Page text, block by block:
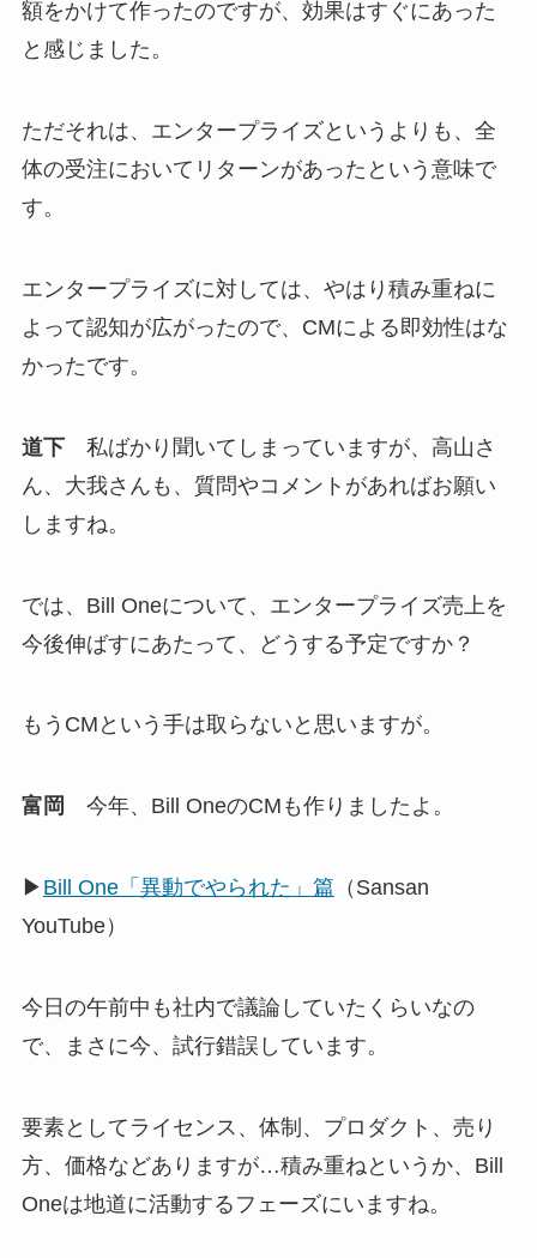
額をかけて作ったのですが、効果はすぐにあった
と感じました。
ただそれは、エンタープライズというよりも、全
体の受注においてリターンがあったという意味で
す。
エンタープライズに対しては、やはり積み重ねに
よって認知が広がったので、CMによる即効性はな
かったです。
道下私ばかり聞いてしまっていますが、高山さ
ん、大我さんも、質問やコメントがあればお願い
しますね。
では、Bill Oneについて、エンタープライズ売上を
今後伸ばすにあたって、どうする予定ですか？
もうCMという手は取らないと思いますが。
富岡 今年、Bill OneのCMも作りましたよ。
▶ Bill One「異動でやられた」篇 （Sansan
YouTube）
今日の午前中も社内で議論していたくらいなの
で、まさに今、試行錯誤しています。
要素としてライセンス、体制、プロダクト、売り
方、価格などありますが…積み重ねというか、Bill
Oneは地道に活動するフェーズにいますね。